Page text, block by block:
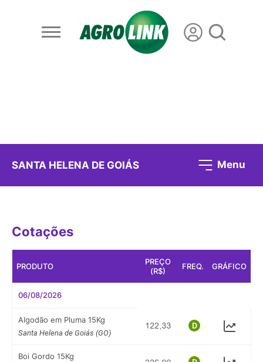
SANTA HELENA DE GOIÁS Menu
Cotações
PRODUTO
PREÇO
(R$)
FREQ. GRÁFICO
06/08/2026
Algodão em Pluma 15Kg
Santa Helena de Goiás (GO)
Boi Gordo 15Kg